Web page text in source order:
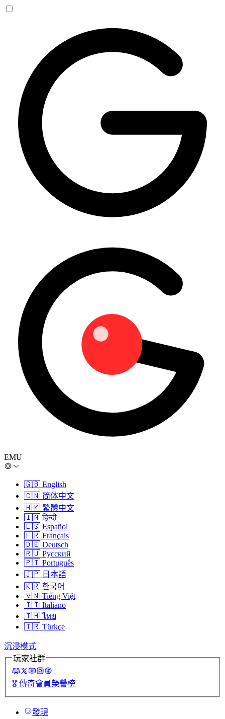
EMU
🇬🇧 English
🇨🇳 简体中文
🇭🇰 繁體中文
🇮🇳 हिन्दी
🇪🇸 Español
🇫🇷 Français
🇩🇪 Deutsch
🇷🇺 Русский
🇵🇹 Português
🇯🇵 日本語
🇰🇷 한국어
🇻🇳 Tiếng Việt
🇮🇹 Italiano
🇹🇭 ไทย
🇹🇷 Türkçe
沉浸模式
玩家社群
🎖️ 傳奇會員榮譽榜
發現